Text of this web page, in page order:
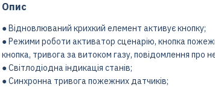
Опис
● Відновлюваний крихкий елемент активує кнопку;
● Режими роботи активатор сценарію, кнопка
кнопка, тривога за витоком газу, повідомлення про
● Світлодіодна індикація станів;
● Синхронна тривога пожежних датчиків;